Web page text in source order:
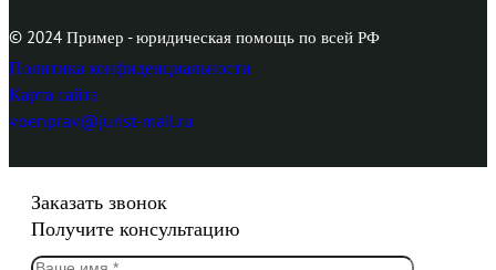
© 2024 Пример - юридическая помощь по всей РФ
Политика конфиденциальности
Карта сайта
voenprav@jurist-mail.ru
Заказать звонок
Получите консультацию